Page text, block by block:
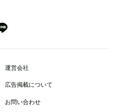
運営会社
広告掲載について
お問い合わせ